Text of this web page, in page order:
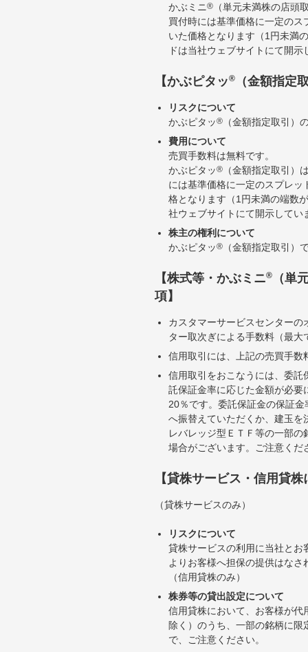
かぶミニ®
（単元未満株の店頭
買付時には基準価格に一定の
いた価格となります（1円未満
ドは当社ウェブサイトにて開
【かぶピタッ® （金額指定
リスクについて
かぶピタッ®
（金額指定取引）
費用について
売買手数料は無料です。
かぶピタッ®
（金額指定取引）
には基準価格に一定のスプレ
格となります（1円未満の端数
社ウェブサイトにて開示して
株主の権利について
かぶピタッ® （金額指定取引）
【株式等・かぶミニ®
（単
項】
カスタマーサービスセンター
ター取次ぎによる手数料（最
信用取引には、上記の売買手
信用取引をおこなうには、委
託保証金率に応じた金額が必
20％です。委託保証金の保証
へ振替えていただくか、建玉
レバレッジ型ＥＴＦ等の一部
場合がございます。ご注意くだ
【貸株サービス・信用貸
（貸株サービスのみ）
リスクについて
貸株サービスの利用に当社と
よりお客様へ担保の提供はな
（信用貸株のみ）
株券等の貸出設定について
信用貸株において、お客様が
除く）のうち、一部の銘柄に
で、ご注意ください。